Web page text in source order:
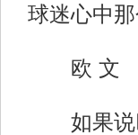
球迷心中那
欧 文
如果说巴